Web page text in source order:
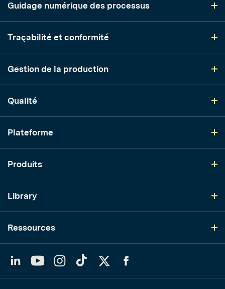
Guidage numérique des processus
Traçabilité et conformité
Gestion de la production
Qualité
Plateforme
Produits
Library
Ressources
YouTubeInstagram
TikTok